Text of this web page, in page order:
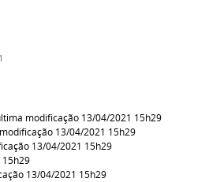
modificação 13/04/2021 15h29
13/04/2021 15h29
13/04/2021 15h29
13/04/2021 15h29